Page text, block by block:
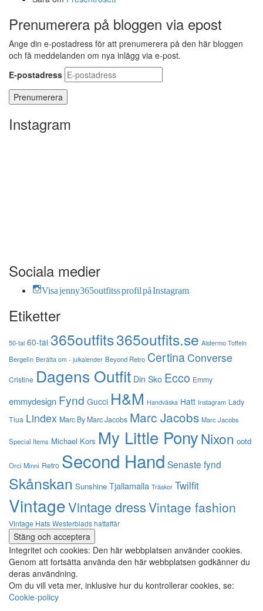
Prenumerera på bloggen via epost
Ange din e-postadress för att prenumerera på den här bloggen
och få meddelanden om nya inlägg via e-post.
E-postadress
Instagram
Sociala medier
Visa jenny365outfitss profil på Instagram
Etiketter
50-tal 60-tal 365outfits365outfits.se Alstermo Toffeln
Bergelin Berätta om - julkalender Beyond Retro CertinaConverse
Cristine Dagens Outfit Din Sko Ecco Emmy
emmydesign Fynd Gucci H&M Handväska Hatt Instagram Lady
Tiua Lindex Marc By Marc Jacobs Marc Jacobs Marc Jacobs
Special Items Michael Kors My Little PonyNixon ootd
Orci Minni Retro Second Hand Senaste fynd
Skånskan Sunshine Tjallamalla Träskor Twilfit
VintageVintage dressVintage fashion
Vintage Hats Westerblads hattaffär
Integritet och cookies: Den här webbplatsen använder cookies.
Genom att fortsätta använda den här webbplatsen godkänner du
deras användning.
Om du vill veta mer, inklusive hur du kontrollerar cookies, se:
Cookie-policy